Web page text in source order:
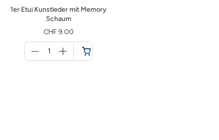
1er Etui Kunstleder mit Memory
Schaum
CHF 9.00
für
Warenkorb